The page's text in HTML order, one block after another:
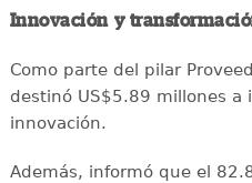
Innovación y
Como parte del pilar
destinó US$5.89 millones a
innovación.
Además, informó que el